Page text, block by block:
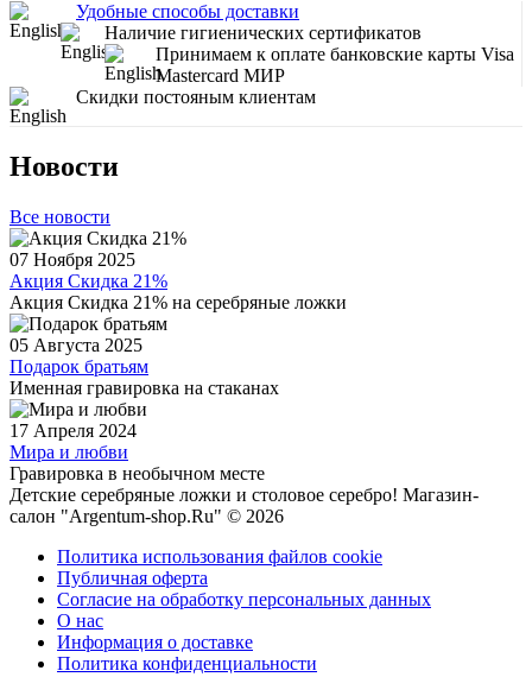
Удобные способы доставки
Наличие гигиенических сертификатов
Принимаем к оплате банковские карты Visa
Mastercard МИР
Скидки постояным клиентам
Новости
Все новости
07 Ноября 2025
Акция Скидка 21%
Акция Скидка 21% на серебряные ложки
05 Августа 2025
Подарок братьям
Именная гравировка на стаканах
17 Апреля 2024
Мира и любви
Гравировка в необычном месте
Детские серебряные ложки и столовое серебро! Магазин-
салон "Argentum-shop.Ru" © 2026
Политика использования файлов cookie
Публичная оферта
Согласие на обработку персональных данных
О нас
Информация о доставке
Политика конфиденциальности